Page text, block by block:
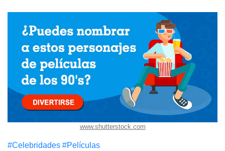
www.shutterstock.com
#Celebridades #Películas